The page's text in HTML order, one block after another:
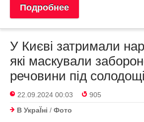
Подробнее
У Києві затримали
які маскували
речовини під
22.09.2024 00:03
905
В УкраЇнi / Фото